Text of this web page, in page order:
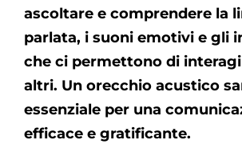
ascoltare e comprendere la
parlata, i suoni emotivi e gli
che ci permettono di
altri. Un orecchio acustico
essenziale per una
efficace e gratificante.